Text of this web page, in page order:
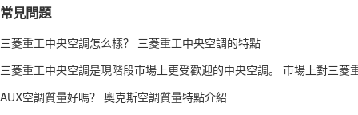
常見問題
三菱重工中央空調怎么樣？ 三菱重工中央空調的特點
三菱重工中央空調是現階段市場上更受歡迎的中央空調。 市場上對三
AUX空調質量好嗎？ 奧克斯空調質量特點介紹